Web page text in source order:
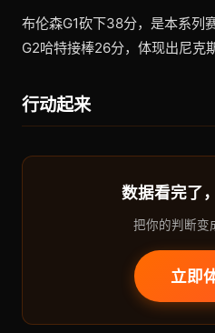
布伦森G1砍下38分，是本系列
G2哈特接棒26分，体现出尼克
行动起来
数据看完了
把你的判断变
立即